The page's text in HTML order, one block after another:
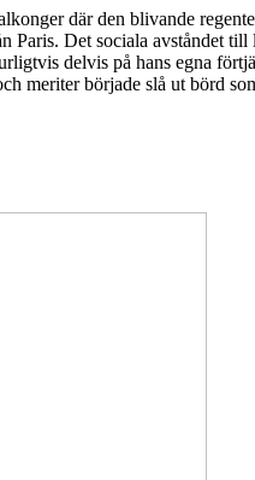
där den blivande
Paris. Det sociala avståndet
delvis på hans egna
meriter började slå ut börd